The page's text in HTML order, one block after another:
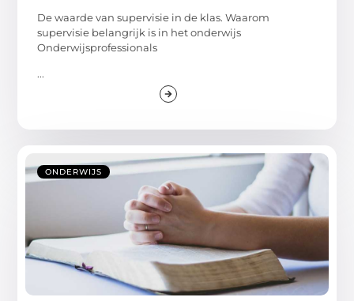
De waarde van supervisie in de klas. Waarom
supervisie belangrijk is in het onderwijs
Onderwijsprofessionals
...
ONDERWIJS